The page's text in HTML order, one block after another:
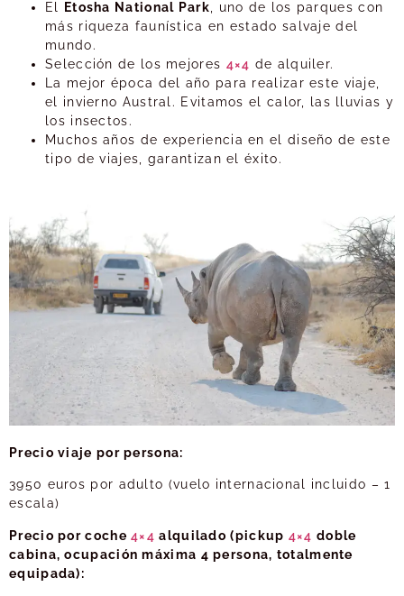
El
Etosha National Park, uno de los parques con
más riqueza faunística en estado salvaje del
mundo.
Selección de los mejores 4×4 de alquiler.
La mejor época del año para realizar este viaje,
el invierno Austral. Evitamos el calor, las lluvias y
los insectos.
Muchos años de experiencia en el diseño de este
tipo de viajes, garantizan el éxito.
Precio viaje por persona:
3950 euros por adulto (vuelo internacional incluido – 1
escala)
Precio por coche4×4 alquilado (pickup 4×4 doble
cabina, ocupación máxima 4 persona, totalmente
equipada):